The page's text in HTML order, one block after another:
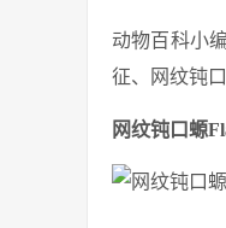
动物百科小
征、网纹钝
网纹钝口螈